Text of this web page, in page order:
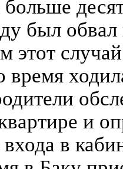
был
этот
время
и
входа в